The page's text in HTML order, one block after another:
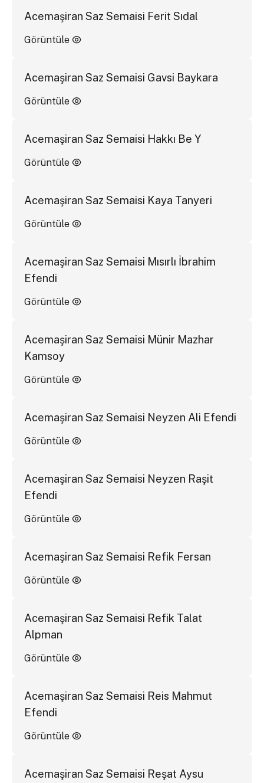
Acemaşiran Saz Semaisi Ferit Sıdal
Görüntüle
Acemaşiran Saz Semaisi Gavsi Baykara
Görüntüle
Acemaşiran Saz Semaisi Hakkı Be Y
Görüntüle
Acemaşiran Saz Semaisi Kaya Tanyeri
Görüntüle
Acemaşiran Saz Semaisi Mısırlı İbrahim
Efendi
Görüntüle
Acemaşiran Saz Semaisi Münir Mazhar
Kamsoy
Görüntüle
Acemaşiran Saz Semaisi Neyzen Ali Efendi
Görüntüle
Acemaşiran Saz Semaisi Neyzen Raşit
Efendi
Görüntüle
Acemaşiran Saz Semaisi Refik Fersan
Görüntüle
Acemaşiran Saz Semaisi Refik Talat
Alpman
Görüntüle
Acemaşiran Saz Semaisi Reis Mahmut
Efendi
Görüntüle
Acemaşiran Saz Semaisi Reşat Aysu